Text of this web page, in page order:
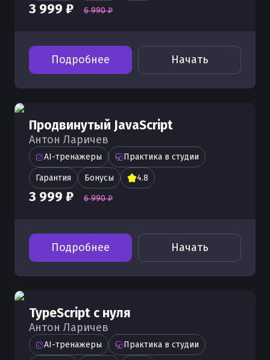
3 999 ₽ 6 990 ₽
Подробнее Начать
Продвинутый JavaScript
Антон Ларичев
AI-тренажеры Практика в студии
Гарантия Бонусы 4.8
3 999 ₽ 6 990 ₽
Подробнее Начать
TypeScript с нуля
Антон Ларичев
AI-тренажеры Практика в студии